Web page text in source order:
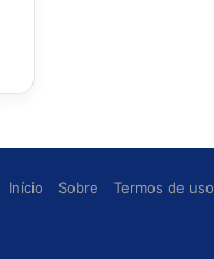
Início Sobre Termos de uso